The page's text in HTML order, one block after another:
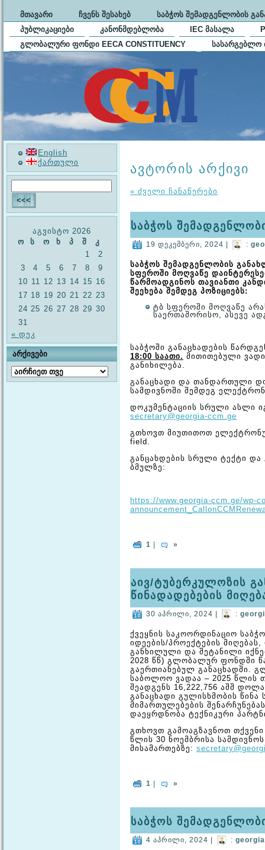
ᲛᲗᲐᲕᲐᲠᲘ ᲩᲕᲔᲜᲡ ᲨᲔᲡᲐᲮᲔᲑ
ᲡᲐᲑᲭᲝᲡ ᲨᲔᲛᲐᲓᲒᲔᲜᲚᲝᲑᲘᲡ
ᲞᲣᲑᲚᲘᲙᲐᲪᲘᲔᲑᲘ
ᲙᲐᲜᲝᲜᲛᲓᲔᲑᲚᲝᲑᲐ IEC ᲛᲐᲡᲐᲚᲐ
ᲒᲚᲝᲑᲐᲚᲣᲠᲘ ᲤᲝᲜᲓᲘ EECA CONSTITUENCY
ᲡᲐᲡᲐᲠᲒᲔᲑᲚᲝ
English
ქართული
აგვისტო 2026
ო
ს ო ხ პ შ
კ
1
2
3
4 5 6 7 8
9
10 11 12 13 14 15 16
17 18 19 20 21 22 23
24 25 26 27 28 29 30
31
« დეკ
ᲐᲠᲥᲘᲕᲔᲑᲘ
არქივები
ავტორის არქივი
« ძველი ჩანაწერები
საბჭოს
19 დეკემბერი, 2024 | :
საბჭოს შემადგენლობის
სფეროში მოღვაწე
წარმოადგინოს თავიანთი
შეეხება შემდეგ პოზიციებს:
ტბ სფეროში მოღვაწე
საერთაშორისო, ასევე
საბჭოში განაცხადების
18:00 საათი. მითითებული
განიხილება.
განაცხადი და თანდართული
სამდივნოში შემდეგ
დოკუმენტაციის სრული ასლი
secretary@georgia-ccm.ge
გთხოვთ მიუთითოთ
field.
განცახდების სრული ტექტი
ბმულზე:
https://www.georgia-ccm.ge/wp-
1 »
აივ/ტუბერკულოზის
წინადადებების
30 აპრილი, 2024 | :
ქვეყნის საკოორდინაციო
იდეების/პროექტების
განხილული და შეტანილი
2028 წწ) გლობალურ ფონდში
გაერთიანებულ განაცხადში.
საბოლოო ვადაა – 2025 წლის
შეადგენს 16,222,756 აშშ
განაცხადი გულისხმობის
მიმართულებების
დაეყრდნობა ტექნიკური
გთხოვთ გამოაგზავნოთ
წლის 30 ნოემბრისა
მისამართებზე:
1 »
საბჭოს
4 აპრილი, 2024 | :